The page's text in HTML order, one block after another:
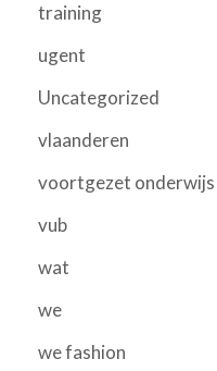
training
ugent
Uncategorized
vlaanderen
voortgezet onderwijs
vub
wat
we
we fashion